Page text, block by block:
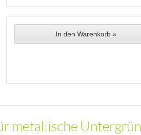
In den Warenkorb »
metallische